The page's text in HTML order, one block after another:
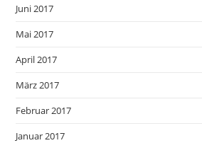
Juni 2017
Mai 2017
April 2017
März 2017
Februar 2017
Januar 2017